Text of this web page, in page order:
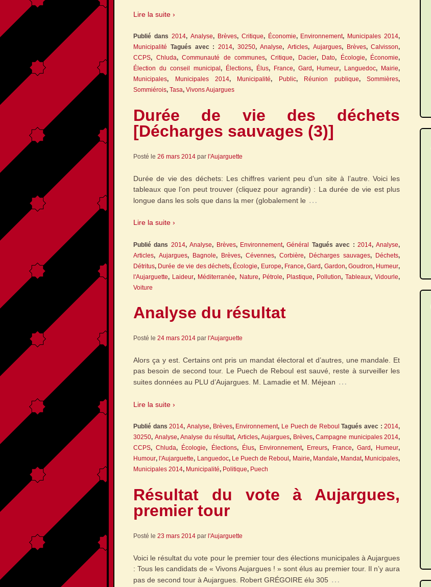
Lire la suite ›
Publié dans 2014, Analyse, Brèves, Critique, Économie, Environnement, Municipales 2014,
Municipalité Tagués avec : 2014, 30250,Analyse,Articles, Aujargues, Brèves,Calvisson,
CCPS, Chluda,Communauté de communes, Critique, Dacier, Dato, Écologie, Économie,
Élection du conseil municipal , Élections, Élus, France, Gard, Humeur, Languedoc, Mairie,
Municipales, Municipales 2014, Municipalité, Public, Réunion publique,Sommières,
Sommiérois,Tasa,Vivons Aujargues
Durée de vie des déchets
[Décharges sauvages (3)]
Posté le26 mars 2014 parl'Aujarguette
Durée de vie des déchets: Les chiffres varient peu d’un site à l’autre. Voici les
tableaux que l’on peut trouver (cliquez pour agrandir) : La durée de vie est plus
longue dans les sols que dans la mer (globalement le …
Lire la suite ›
Publié dans 2014,Analyse, Brèves, Environnement,Général Tagués avec : 2014,Analyse,
Articles,Aujargues, Bagnole, Brèves,Cévennes,Corbière, Décharges sauvages, Déchets,
Détritus, Durée de vie des déchets, Écologie, Europe, France,Gard, Gardon,Goudron, Humeur,
l'Aujarguette, Laideur, Méditerranée, Nature, Pétrole, Plastique, Pollution,Tableaux,Vidourle,
Voiture
Analyse du résultat
Posté le24 mars 2014 par l'Aujarguette
Alors ça y est. Certains ont pris un mandat électoral et d’autres, une mandale. Et
pas besoin de second tour. Le Puech de Reboul est sauvé, reste à surveiller les
suites données au PLU d’Aujargues. M. Lamadie et M. Méjean …
Lire la suite ›
Publié dans2014,Analyse, Brèves, Environnement, Le Puech de Reboul Tagués avec :2014,
30250, Analyse,Analyse du résultat, Articles,Aujargues, Brèves,Campagne municipales 2014,
CCPS,Chluda, Écologie, Élections, Élus, Environnement, Erreurs, France,Gard, Humeur,
Humour, l'Aujarguette, Languedoc, Le Puech de Reboul, Mairie, Mandale, Mandat, Municipales,
Municipales 2014, Municipalité, Politique, Puech
Résultat du vote à Aujargues,
premier tour
Posté le23 mars 2014 parl'Aujarguette
Voici le résultat du vote pour le premier tour des élections municipales à Aujargues
: Tous les candidats de « Vivons Aujargues ! » sont élus au premier tour. Il n’y aura
pas de second tour à Aujargues. Robert GRÉGOIRE élu 305 …